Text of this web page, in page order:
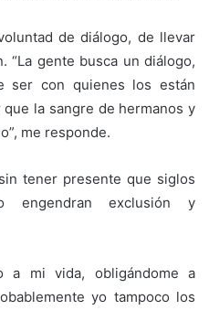
de diálogo, de llevar
“La gente busca un diálogo,
ser con quienes los están
la sangre de hermanos y
me responde.
tener presente que siglos
engendran exclusión y
a mi vida, obligándome a
yo tampoco los